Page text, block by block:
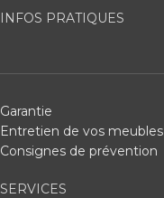
INFOS PRATIQUES
Garantie
Entretien de vos meubles
Consignes de prévention
SERVICES